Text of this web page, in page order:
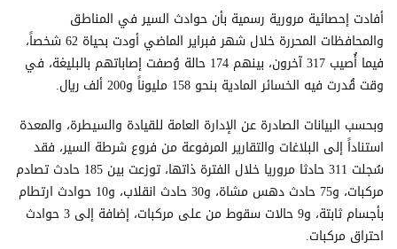
أفادت إحصائية مرورية رسمية بأن حوادث السير في المناطق
والمحافظات المحررة خلال شهر فبراير الماضي أودت بحياة 62 شخصاً،
فيما أُصيب 317 آخرون، بينهم 174 حالة وُصفت إصاباتهم بالبليغة، في
وقت قُدرت فيه الخسائر المادية بنحو 158 مليوناً و200 ألف ريال.
وبحسب البيانات الصادرة عن الإدارة العامة للقيادة والسيطرة، والمعدة
استناداً إلى البلاغات والتقارير المرفوعة من فروع شرطة السير، فقد
سُجلت 311 حادثا مروريا خلال الفترة ذاتها، توزعت بين 185 حادث تصادم
مركبات، و75 حادث دهس مشاة، و30 حادث انقلاب، و10 حوادث ارتطام
بأجسام ثابتة، و9 حالات سقوط من على مركبات، إضافة إلى 3 حوادث
احتراق مركبات.